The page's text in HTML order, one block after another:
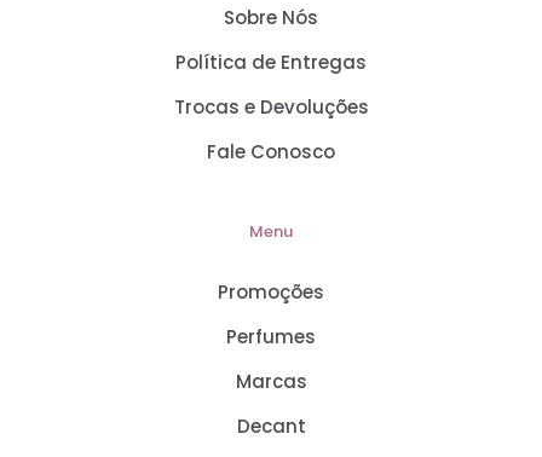
Sobre Nós
Política de Entregas
Trocas e Devoluções
Fale Conosco
Menu
Promoções
Perfumes
Marcas
Decant